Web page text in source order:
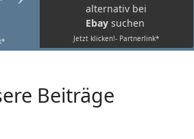
alternativ bei
Ebay suchen
Jetzt klicken!- Partnerlink*
Beiträge